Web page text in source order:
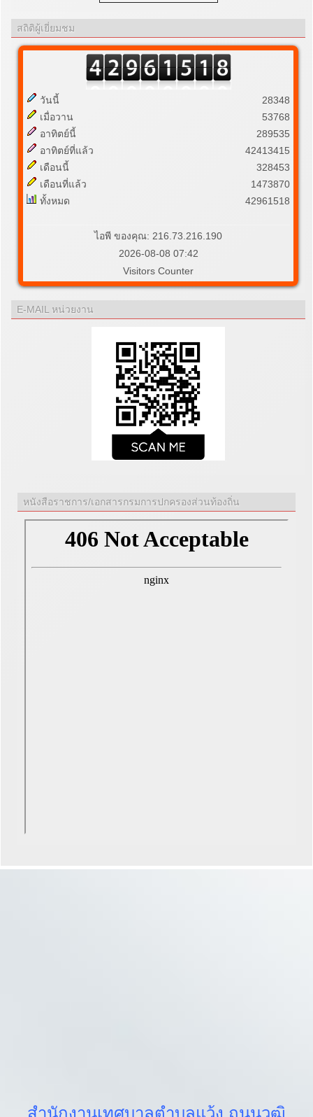
สถิติผู้เยี่ยมชม
วันนี้
เมื่อวาน
อาทิตย์นี้
อาทิตย์ที่แล้ว
เดือนนี้
เดือนที่แล้ว
ทั้งหมด
28348
53768
289535
42413415
328453
1473870
42961518
ไอพี ของคุณ: 216.73.216.190
2026-08-08 07:42
Visitors Counter
E-MAIL หน่วยงาน
หนังสือราชการ/เอกสารกรมการปกครองส่วนท้องถิ่น
สำนักงานเทศบาลตำบลแว้ง ถนนวุฒิ